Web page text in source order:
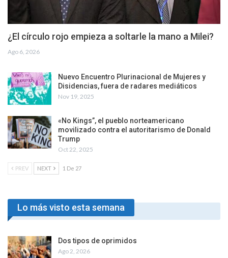
¿El círculo rojo empieza a soltarle la mano a Milei?
Ago 6, 2026
Nuevo Encuentro Plurinacional de Mujeres y
Disidencias, fuera de radares mediáticos
Nov 19, 2025
«No Kings”, el pueblo norteamericano
movilizado contra el autoritarismo de Donald
Trump
Oct 22, 2025
PREV NEXT 1 De 27
Lo más visto esta semana
Dos tipos de oprimidos
Ago 2, 2026